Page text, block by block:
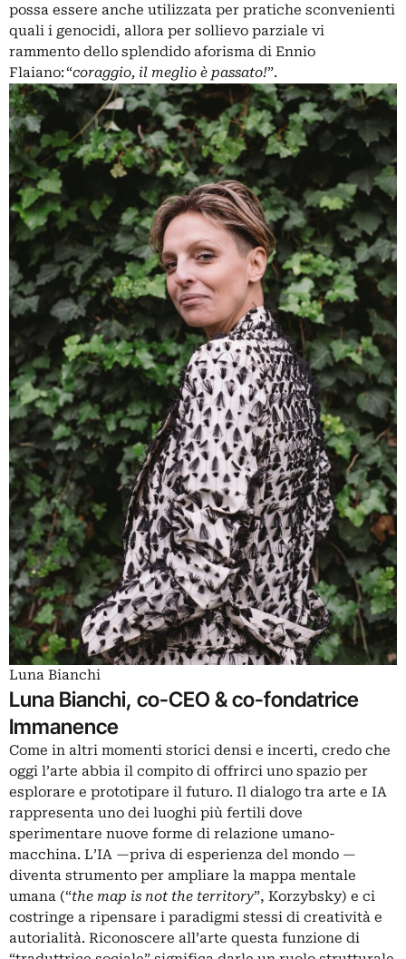
possa essere anche utilizzata per pratiche sconvenienti
quali i genocidi, allora per sollievo parziale vi
rammento dello splendido aforisma di Ennio
Flaiano: “coraggio, il meglio è passato!”.
Luna Bianchi
Luna Bianchi, co-CEO & co-fondatrice
Immanence
Come in altri momenti storici densi e incerti, credo che
oggi l’arte abbia il compito di offrirci uno spazio per
esplorare e prototipare il futuro. Il dialogo tra arte e IA
rappresenta uno dei luoghi più fertili dove
sperimentare nuove forme di relazione umano-
macchina. L’IA —priva di esperienza del mondo —
diventa strumento per ampliare la mappa mentale
umana (“the map is not the territory”, Korzybsky) e ci
costringe a ripensare i paradigmi stessi di creatività e
autorialità. Riconoscere all’arte questa funzione di